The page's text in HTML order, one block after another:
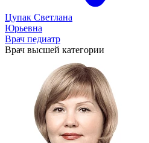
Цупак Светлана
Юрьевна
Врач педиатр
Врач высшей категории